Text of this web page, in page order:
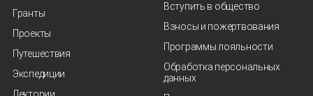
Гранты
Проекты
Путешествия
Экспедиции
Вступить в общество
Взносы и пожертвования
Программы лояльности
Обработка персональных
данных